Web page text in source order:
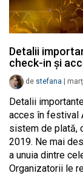
Detalii
check-in și
de stefana
Detalii
acces în festival
sistem de plată,
2019. Ne mai
a unuia dintre
Organizatorii le